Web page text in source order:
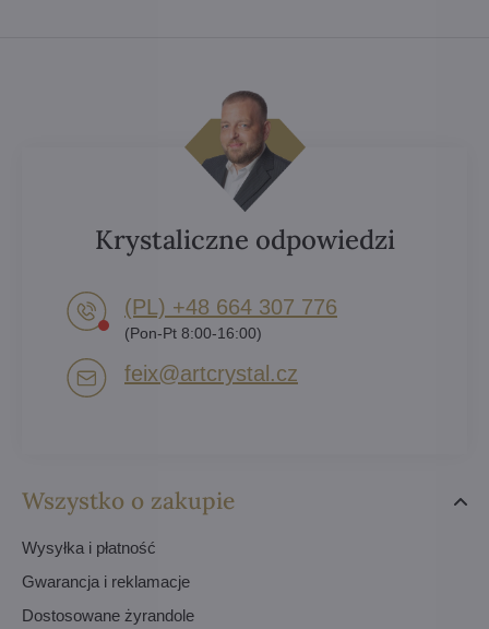
Wszystko o zakupie
Wysyłka i płatność
Gwarancja i reklamacje
Dostosowane żyrandole
Krystaliczne odpowiedzi
(PL) +48 664 307 776
(Pon-Pt 8:00-16:00)
feix​@artcrystal​.cz